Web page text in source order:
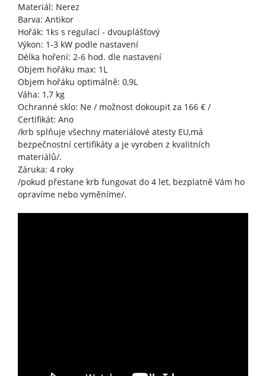
Materiál: Nerez
Barva: Antikor
Hořák: 1ks s regulací - dvouplášťový
Výkon: 1-3 kW podle nastavení
Délka hoření: 2-6 hod. dle nastavení
Objem hořáku max: 1L
Objem hořáku optimálně: 0,9L
Váha: 1,7 kg
Ochranné sklo: Ne / možnost dokoupit za 166 € /
Certifikát: Ano
/krb splňuje všechny materiálové atesty EU,má
bezpečnostní certifikáty a je vyroben z kvalitních
materiálů/.
Záruka: 4 roky
/pokud přestane krb fungovat do 4 let, bezplatně Vám ho
opravíme nebo vyměníme/.